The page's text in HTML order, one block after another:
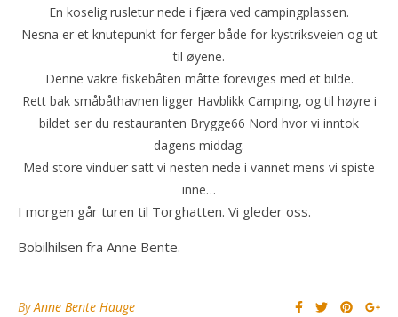
En koselig rusletur nede i fjæra ved campingplassen.
Nesna er et knutepunkt for ferger både for kystriksveien og ut
til øyene.
Denne vakre fiskebåten måtte foreviges med et bilde.
Rett bak småbåthavnen ligger Havblikk Camping, og til høyre i
bildet ser du restauranten Brygge66 Nord hvor vi inntok
dagens middag.
Med store vinduer satt vi nesten nede i vannet mens vi spiste
inne…
I morgen går turen til Torghatten. Vi gleder oss.
Bobilhilsen fra Anne Bente.
ByAnne Bente Hauge